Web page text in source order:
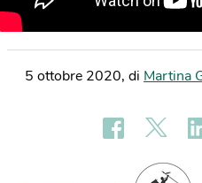
5 ottobre 2020, di Martina